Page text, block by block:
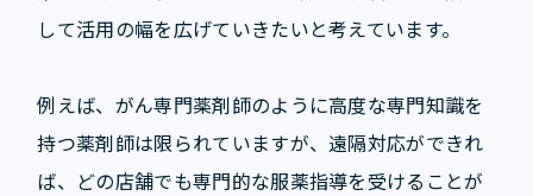
して活用の幅を広げていきたいと考えています。
例えば、がん専門薬剤師のように高度な専門知識を
持つ薬剤師は限られていますが、遠隔対応ができれ
ば、どの店舗でも専門的な服薬指導を受けることが